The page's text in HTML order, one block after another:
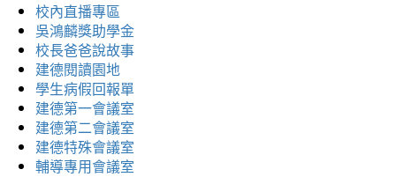
校內直播專區
吳鴻麟獎助學金
校長爸爸說故事
建德閱讀園地
學生病假回報單
建德第一會議室
建德第二會議室
建德特殊會議室
輔導專用會議室